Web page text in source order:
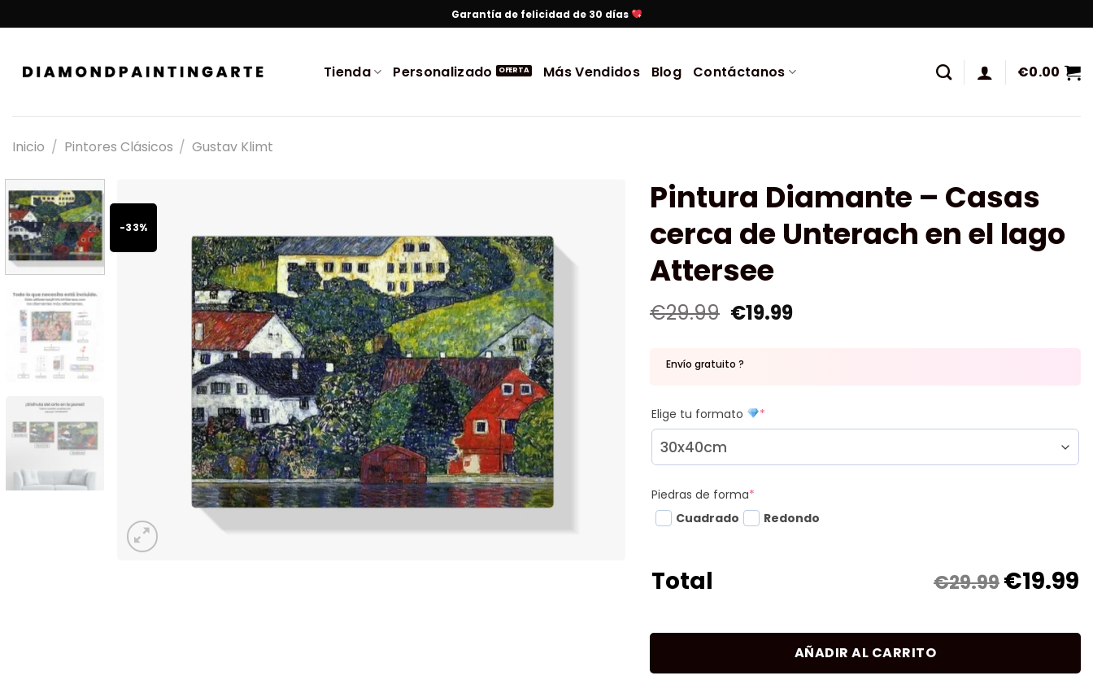
Garantía de felicidad de 30 días
Tienda Personalizado Más Vendidos Blog Contáctanos €0.00
Inicio / Pintores Clásicos / Gustav Klimt
-33%
Pintura Diamante – Casas
cerca de Unterach en el lago
Attersee
€29.99 €19.99
Envío gratuito ?
Elige tu formato *
Piedras de forma*
Cuadrado
Redondo
Total €29.99€19.99
AÑADIR AL CARRITO